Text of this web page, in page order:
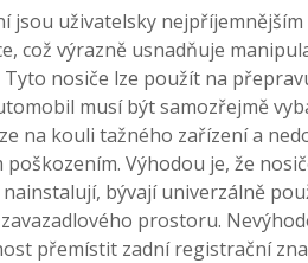
jsou uživatelsky
což výrazně usnadňuje
nosiče lze použít na
musí být samozřejmě
na kouli tažného zařízení a
Výhodou je, že
bývají univerzálně
prostoru.
přemístit zadní registrační